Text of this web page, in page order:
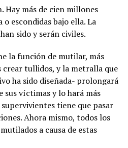
Hay más de cien millones
escondidas bajo ella. La
sido y serán civiles.
la función de mutilar, más
crear tullidos, y la metralla que
ha sido diseñada- prolongará
víctimas y lo hará más
tiene que pasar
Ahora mismo, todos los
a causa de estas